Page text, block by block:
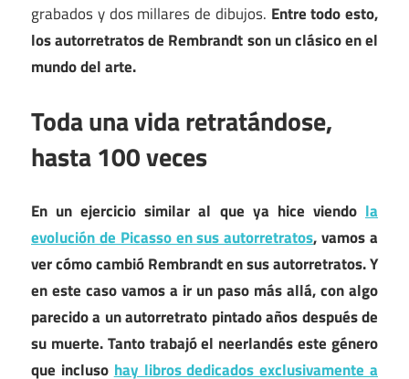
grabados y dos millares de dibujos. Entre todo esto,
los autorretratos de Rembrandt son un clásico en el
mundo del arte.
Toda una vida retratándose,
hasta 100 veces
En un ejercicio similar al que ya hice viendo la
evolución de Picasso en sus autorretratos, vamos a
ver cómo cambió Rembrandt en sus autorretratos. Y
en este caso vamos a ir un paso más allá, con algo
parecido a un autorretrato pintado años después de
su muerte. Tanto trabajó el neerlandés este género
que incluso hay libros dedicados exclusivamente a